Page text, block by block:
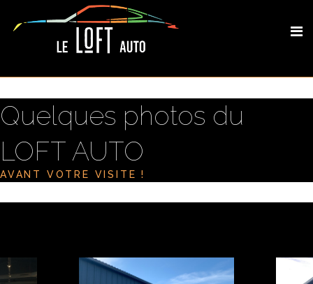
Quelques photos du
LOFT AUTO
AVANT VOTRE VISITE !